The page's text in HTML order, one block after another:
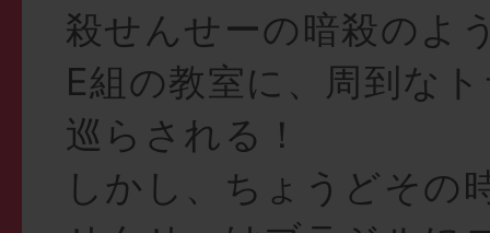
殺せんせーの暗殺のよ
E組の教室に、周到な
巡らされる！
しかし、ちょうどその